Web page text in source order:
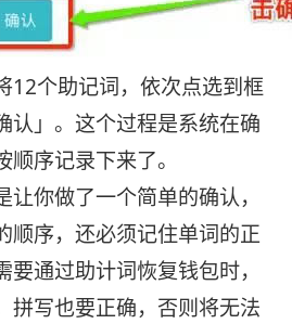
12个助记词，依次点选到框
认」。这个过程是系统在确
序记录下来了。
你做了一个简单的确认，
顺序，还必须记住单词的正
通过助计词恢复钱包时，
拼写也要正确，否则将无法